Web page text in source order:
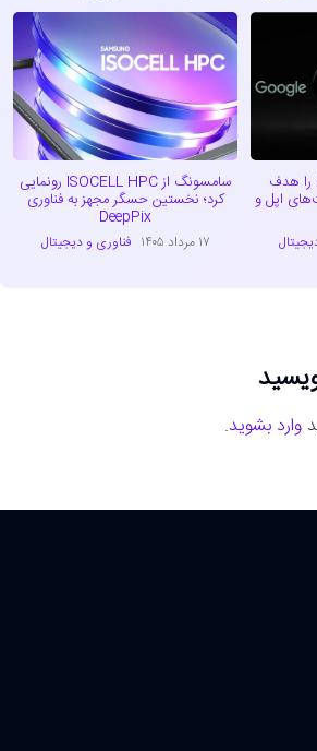
گوگل رقبای پیکسل واچ ۵ را هدف
اپل و
سامسونگ از ISOCELL HPC رونمایی
کرد؛ نخستین حسگر مجهز به فناوری
DeepPix
۱۷ مرداد ۱۴۰۵ فناوری و دیجیتال
وارد بشوید.